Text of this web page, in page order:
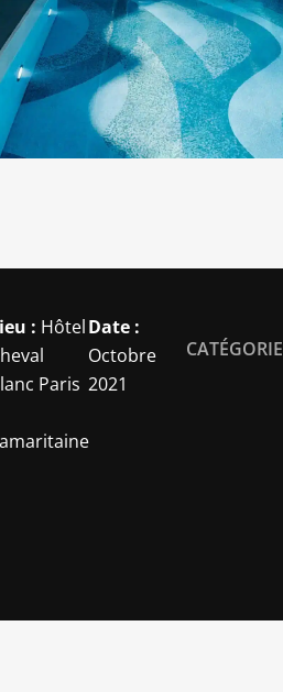
: Hôtel
Paris
Date :
Octobre
2021
CATÉGORIE